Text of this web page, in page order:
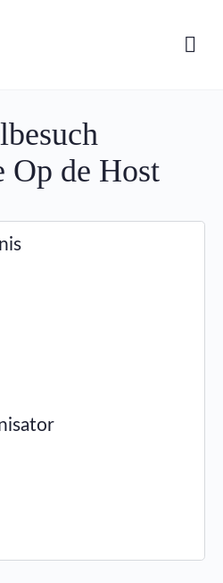
Op de Host